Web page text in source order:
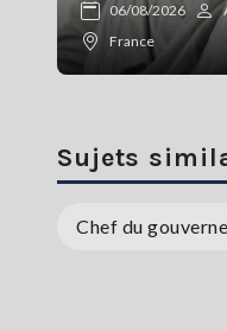
06/08/2026
France
Sujets
Chef du